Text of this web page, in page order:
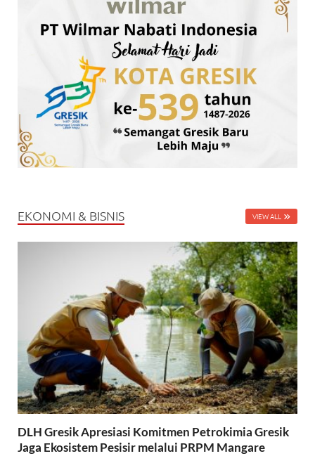
EKONOMI & BISNIS VIEW ALL
DLH Gresik Apresiasi Komitmen Petrokimia Gresik
Jaga Ekosistem Pesisir melalui PRPM Mangare